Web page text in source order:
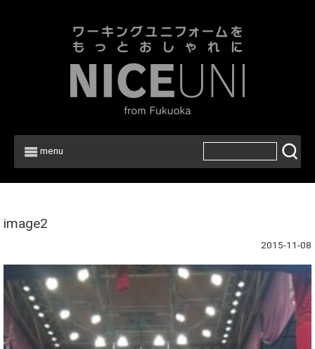
menu
image2
2015-11-08